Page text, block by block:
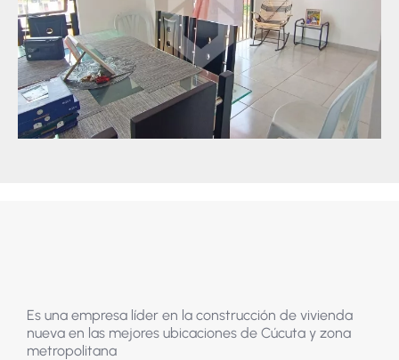
Es una empresa líder en la construcción de vivienda
nueva en las mejores ubicaciones de Cúcuta y zona
metropolitana